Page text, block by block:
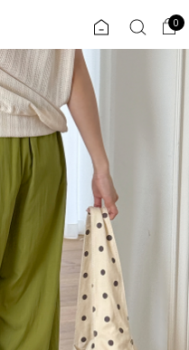
0
ENG
TW
JP
플러스핏 회원혜택
COMMUNITY
ALL
익스클루시브
아우터
0